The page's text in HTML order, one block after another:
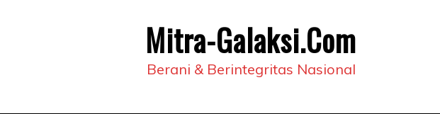
Mitra-Galaksi.Com
Berani & Berintegritas Nasional